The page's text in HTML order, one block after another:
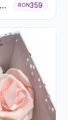
RON359